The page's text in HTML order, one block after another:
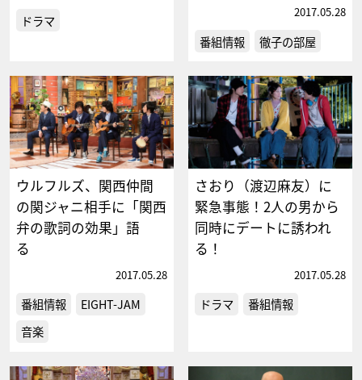
ドラマ
2017.05.28
番組情報 徹子の部屋
ウルフルズ、関西仲間
の関ジャニ相手に「関西
弁の歌詞の効果」語
る
2017.05.28
番組情報
EIGHT-JAM
音楽
さおり（渡辺麻友）に
緊急事態！2人の男から
同時にデートに誘われ
る！
2017.05.28
ドラマ 番組情報